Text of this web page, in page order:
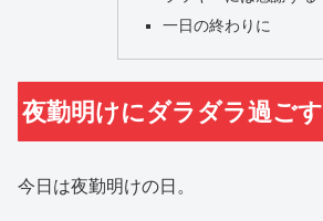
一日の終わりに
夜勤明けにダラダラ過ごす
今日は夜勤明けの日。